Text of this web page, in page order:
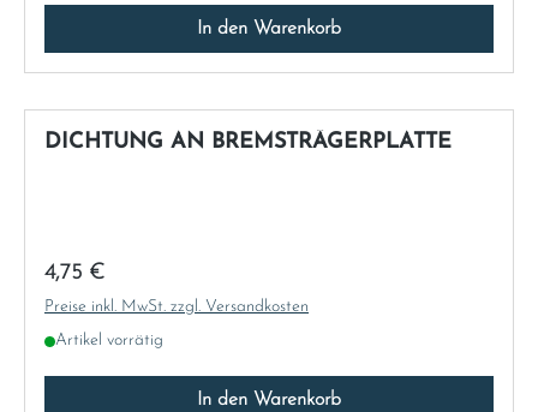
In den Warenkorb
DICHTUNG AN BREMSTRÄGERPLATTE
Regulärer Preis:
4,75 €
Preise inkl. MwSt. zzgl. Versandkosten
Artikel vorrätig
In den Warenkorb